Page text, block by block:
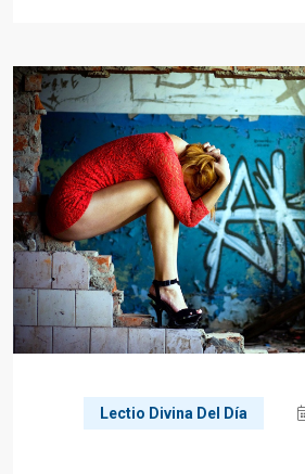
Lectio Divina Del Día